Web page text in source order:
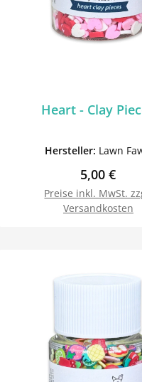
Heart - Clay
Hersteller: Lawn
Regulärer
5,00 €
Preise inkl. MwSt.
Versandkosten